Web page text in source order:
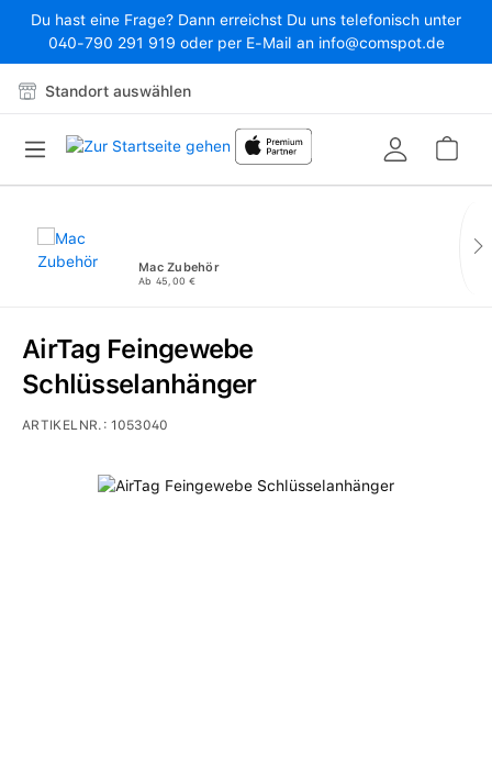
Zum Hauptinhalt springen
Du hast eine Frage? Dann erreichst Du uns telefonisch unter
040-790 291 919 oder per E-Mail an info@comspot.de
Standort auswählen
Mac Zubehör
Ab 45,00 €
Bildergalerie überspringen
AirTag Feingewebe
Schlüsselanhänger
ARTIKELNR.:1053040